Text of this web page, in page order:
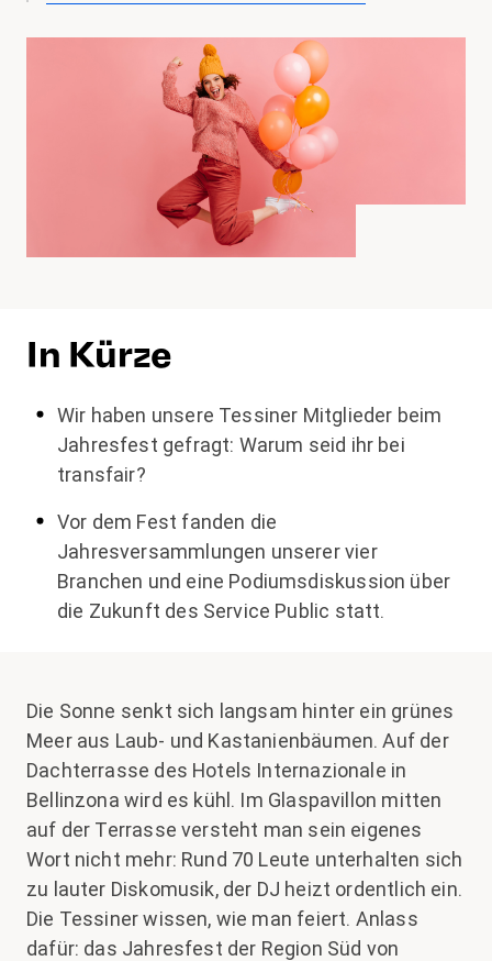
In Kürze
Wir haben unsere Tessiner Mitglieder beim
Jahresfest gefragt: Warum seid ihr bei
transfair?
Vor dem Fest fanden die
Jahresversammlungen unserer vier
Branchen und eine Podiumsdiskussion über
die Zukunft des Service Public statt.
Die Sonne senkt sich langsam hinter ein grünes
Meer aus Laub- und Kastanienbäumen. Auf der
Dachterrasse des Hotels Internazionale in
Bellinzona wird es kühl. Im Glaspavillon mitten
auf der Terrasse versteht man sein eigenes
Wort nicht mehr: Rund 70 Leute unterhalten sich
zu lauter Diskomusik, der DJ heizt ordentlich ein.
Die Tessiner wissen, wie man feiert. Anlass
dafür: das Jahresfest der Region Süd von